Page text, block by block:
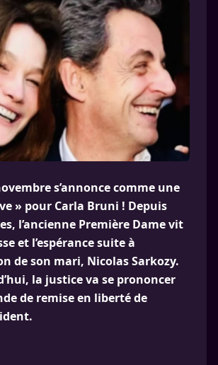
s’annonce comme une
» pour Carla Bruni ! Depuis
l’ancienne Première Dame vit
et l’espérance suite à
de son mari, Nicolas Sarkozy.
la justice va se prononcer
de remise en liberté de